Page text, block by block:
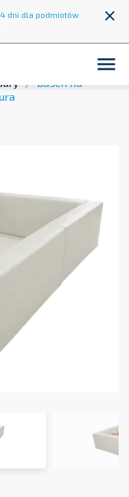
dni dla podmiotów
close

Basen na